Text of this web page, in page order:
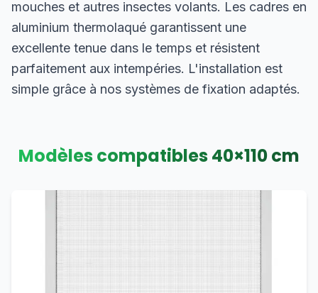
mouches et autres insectes volants. Les cadres en
aluminium thermolaqué garantissent une
excellente tenue dans le temps et résistent
parfaitement aux intempéries. L'installation est
simple grâce à nos systèmes de fixation adaptés.
Modèles compatibles40×110cm